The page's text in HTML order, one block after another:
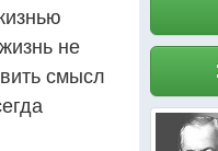
не
смысл